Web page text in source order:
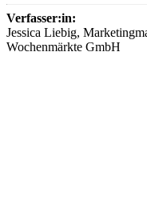
Verfasser:in:
Jessica Liebig,
Wochenmärkte GmbH